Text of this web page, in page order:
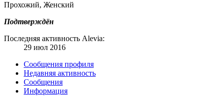
Прохожий, Женский
Подтверждён
Последняя активность Alevia:
29 июл 2016
Сообщения профиля
Недавняя активность
Сообщения
Информация